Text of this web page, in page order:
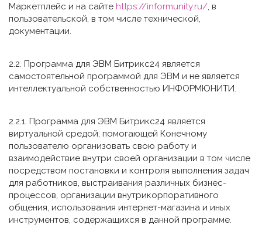
Маркетплейс и на сайте https://informunity.ru/, в
пользовательской, в том числе технической,
документации.
2.2. Программа для ЭВМ Битрикс24 является
самостоятельной программой для ЭВМ и не является
интеллектуальной собственностью ИНФОРМЮНИТИ.
2.2.1. Программа для ЭВМ Битрикс24 является
виртуальной средой, помогающей Конечному
пользователю организовать свою работу и
взаимодействие внутри своей организации в том числе
посредством постановки и контроля выполнения задач
для работников, выстраивания различных бизнес-
процессов, организации внутрикорпоративного
общения, использования интернет-магазина и иных
инструментов, содержащихся в данной программе.